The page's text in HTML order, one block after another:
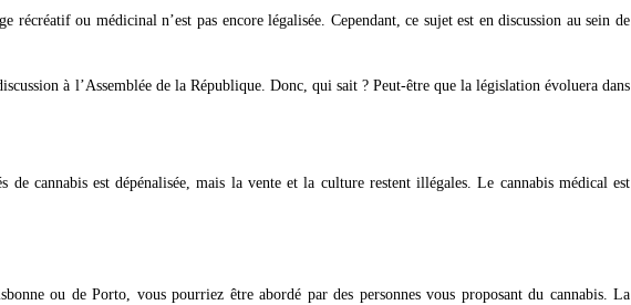
récréatif ou médicinal n’est pas encore légalisée. Cependant, ce sujet est en discussion au sein de
à l’Assemblée de la République. Donc, qui sait ? Peut-être que la législation évoluera dans
de cannabis est dépénalisée, mais la vente et la culture restent illégales. Le cannabis médical est
ou de Porto, vous pourriez être abordé par des personnes vous proposant du cannabis. La